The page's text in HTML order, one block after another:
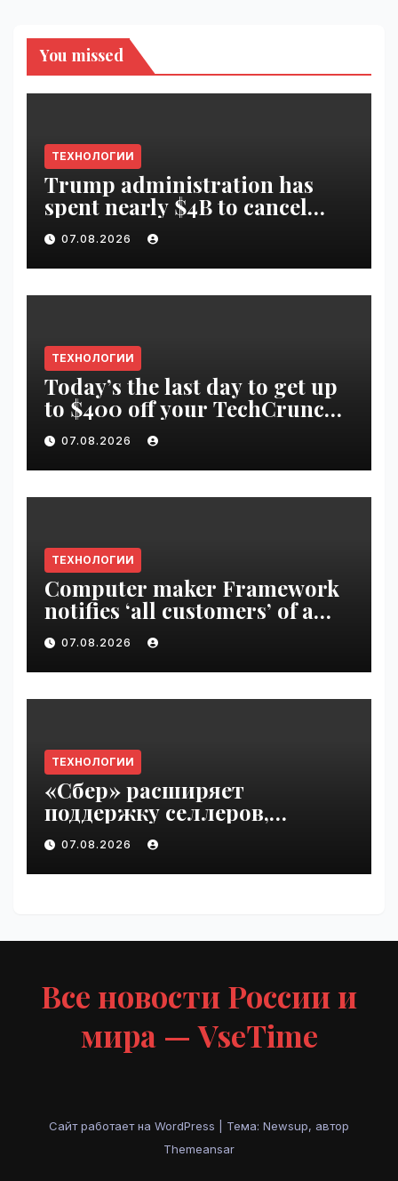
You missed
ТЕХНОЛОГИИ
Trump administration has
spent nearly $4B to cancel
offshore wind farms |
VseTime.ru
07.08.2026
ТЕХНОЛОГИИ
Today’s the last day to get up
to $400 off your TechCrunch
Disrupt 2026 ticket |
VseTime.ru
07.08.2026
ТЕХНОЛОГИИ
Computer maker Framework
notifies ‘all customers’ of a
data breach | VseTime.ru
07.08.2026
ТЕХНОЛОГИИ
«Сбер» расширяет
поддержку селлеров,
пострадавших от
инцидентов на складах
Wildberries | VseTime.ru
07.08.2026
Все новости России и
мира — VseTime
Сайт работает на WordPress
Тема: Newsup, автор
Themeansar